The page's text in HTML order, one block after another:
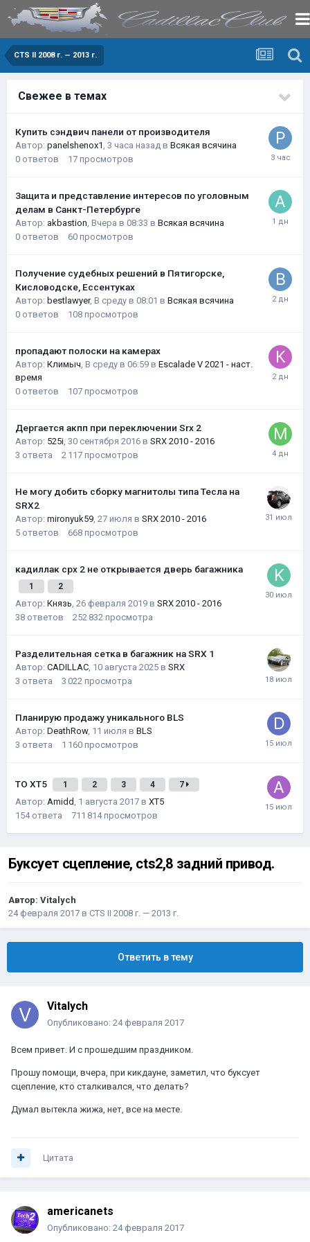
CTS II 2008 г. — 2013 г.
Свежее в темах
Купить сэндвич панели от производителя
Автор: panelshenox1, 3 часа назад в Всякая всячина
0 ответов 17 просмотров
Защита и представление интересов по уголовным
делам в Санкт-Петербурге
Автор: akbastion, Вчера в 08:33 в Всякая всячина
0 ответов 60 просмотров
Получение судебных решений в Пятигорске,
Кисловодске, Ессентуках
Автор: bestlawyer, В среду в 08:01 в Всякая всячина
0 ответов 108 просмотров
пропадают полоски на камерах
Автор: Климыч, В среду в 06:59 в Escalade V 2021 - наст.
время
0 ответов 107 просмотров
Дергается акпп при переключении Srx 2
Автор: 525i, 30 сентября 2016 в SRX 2010 - 2016
3 ответа 2 117 просмотров
Не могу добить сборку магнитолы типа Тесла на
SRX2
Автор: mironyuk59, 27 июля в SRX 2010 - 2016
5 ответов 668 просмотров
кадиллак срх 2 не открывается дверь багажника
1 2
Автор: Князь, 26 февраля 2019 в SRX 2010 - 2016
38 ответов 252 832 просмотра
Разделительная сетка в багажник на SRX 1
Автор: CADILLAC, 10 августа 2025 в SRX
3 ответа 3 022 просмотра
Планирую продажу уникального BLS
Автор: DeathRow, 11 июля в BLS
3 ответа 1 160 просмотров
ТО XT5 1 2 3 4 7
Автор: Amidd, 1 августа 2017 в XT5
154 ответа 711 814 просмотров
Буксует сцепление, cts2,8 задний привод.
Автор: Vitalych
24 февраля 2017 в CTS II 2008 г. — 2013 г.
Ответить в тему
Vitalych
Опубликовано: 24 февраля 2017
Всем привет. И с прошедшим праздником.
Прошу помощи, вчера, при кикдауне, заметил, что буксует
сцепление, кто сталкивался, что делать?
Думал вытекла жижа, нет, все на месте.
Цитата
americanets
Опубликовано: 24 февраля 2017